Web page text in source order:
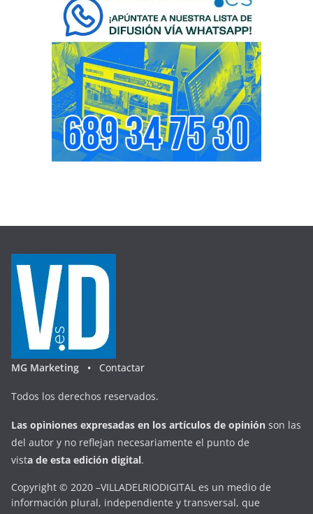
MG Marketing • Contactar
Todos los derechos reservados.
Las opiniones expresadas en los artículos de opinión son las
del autor y no reflejan necesariamente el punto de
vista de esta edición digital.
Copyright © 2020 –VILLADELRIODIGITAL es un medio de
información plural, independiente y transversal, que